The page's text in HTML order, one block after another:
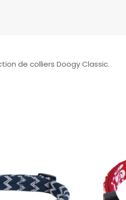
de colliers Doogy Classic.